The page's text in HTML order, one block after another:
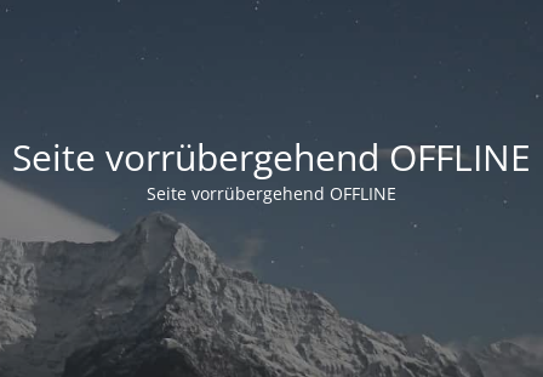
Seite vorrübergehend OFFLINE
Seite vorrübergehend OFFLINE